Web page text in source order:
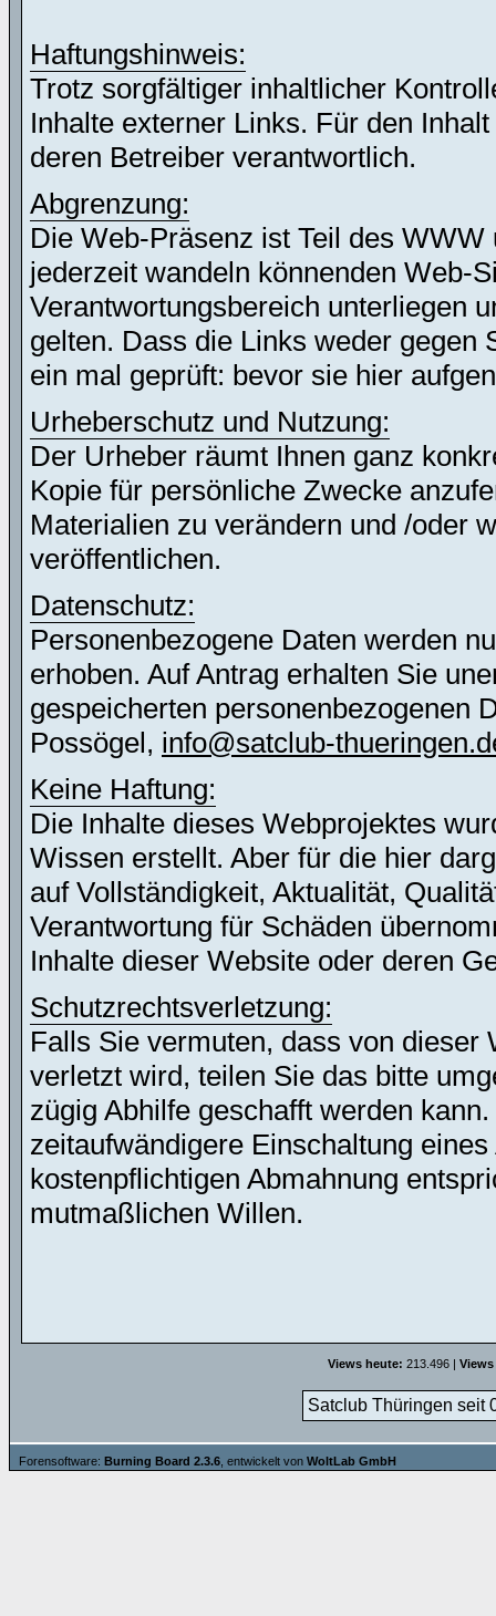
Haftungshinweis:
Trotz sorgfältiger inhaltlicher
Inhalte externer Links. Für den
deren Betreiber verantwortlich.
Abgrenzung:
Die Web-Präsenz ist Teil des
jederzeit wandeln könnenden Web-
Verantwortungsbereich unterliegen
gelten. Dass die Links weder gegen
ein mal geprüft: bevor sie hier
Urheberschutz und Nutzung:
Der Urheber räumt Ihnen ganz
Kopie für persönliche Zwecke
Materialien zu verändern und /oder
veröffentlichen.
Datenschutz:
Personenbezogene Daten werden
erhoben. Auf Antrag erhalten Sie
gespeicherten personenbezogenen
Possögel, info@satclub-
Keine Haftung:
Die Inhalte dieses Webprojektes
Wissen erstellt. Aber für die hier
auf Vollständigkeit, Aktualität,
Verantwortung für Schäden
Inhalte dieser Website oder deren
Schutzrechtsverletzung:
Falls Sie vermuten, dass von
verletzt wird, teilen Sie das bitte
zügig Abhilfe geschafft werden
zeitaufwändigere Einschaltung
kostenpflichtigen Abmahnung
mutmaßlichen Willen.
Views heute: 213.496 |
Satclub Thüringen seit
Forensoftware: Burning Board 2.3.6 , entwickelt von WoltLab GmbH